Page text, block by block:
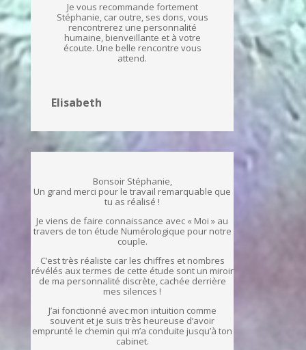
Je vous recommande fortement
Stéphanie, car outre, ses dons, vous
rencontrerez une personnalité
humaine, bienveillante et à votre
écoute. Une belle rencontre vous
attend.
Elisabeth
Bonsoir Stéphanie,
Un grand merci pour le travail remarquable que
tu as réalisé !
Je viens de faire connaissance avec « Moi » au
travers de ton étude Numérologique pour notre
couple.
C’est très réaliste car les chiffres et nombres
révélés aux termes de cette étude sont un miroir
de ma personnalité discrète, cachée derrière
mes silences !
J’ai fonctionné avec mon intuition comme
souvent et je suis très heureuse d’avoir
emprunté le chemin qui m’a conduite jusqu’à ton
cabinet.